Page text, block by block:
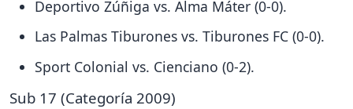
Deportivo Zúñiga vs. Alma Máter (0-0).
Las Palmas Tiburones vs. Tiburones FC (0-0).
Sport Colonial vs. Cienciano (0-2).
Sub 17 (Categoría 2009)